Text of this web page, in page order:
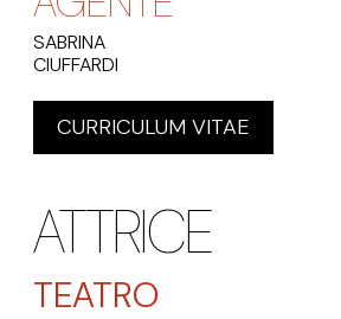
SABRINA
CIUFFARDI
CURRICULUM VITAE
ATTRICE
TEATRO